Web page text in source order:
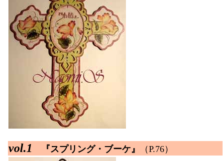
vol.1 『スプリング・ブーケ』 （P.76）